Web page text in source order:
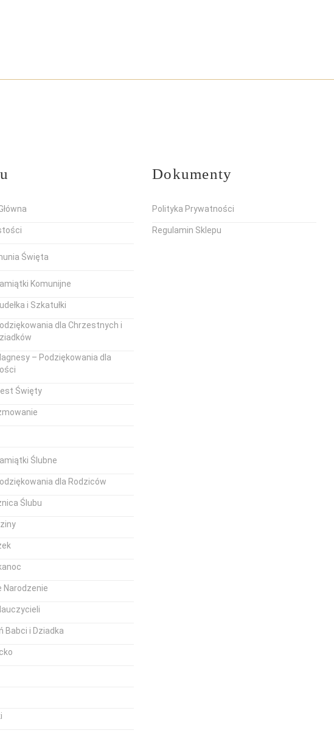
Święta
Komunijne
i Szkatułki
dla Chrzestnych i
– Podziękowania dla
Święty
Ślubne
dla Rodziców
Ślubu
Narodzenie
Babci i Dziadka
Dokumenty
Polityka Prywatności
Regulamin Sklepu